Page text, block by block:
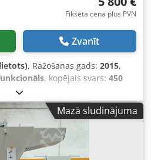
Fiksēta cena plus PVN
Zvanīt
, Ražošanas gads: 2015,
, kopējais svars: 450
laikā radušos stikla
nelaimes gadījumu riska griezt
– ar iekrāvēju pārvietojamos
Darba zonas izmēri Garums:
mm Platums: 3000 mm
patēriņš: 2,7 kW
Mazā sludinājuma